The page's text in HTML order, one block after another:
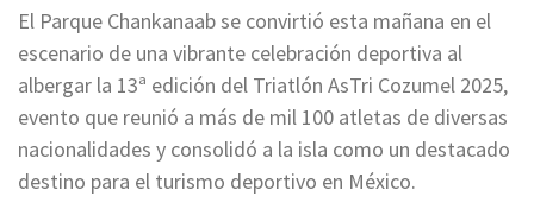
El Parque Chankanaab se convirtió esta mañana en el
escenario de una vibrante celebración deportiva al
albergar la 13ª edición del Triatlón AsTri Cozumel 2025,
evento que reunió a más de mil 100 atletas de diversas
nacionalidades y consolidó a la isla como un destacado
destino para el turismo deportivo en México.